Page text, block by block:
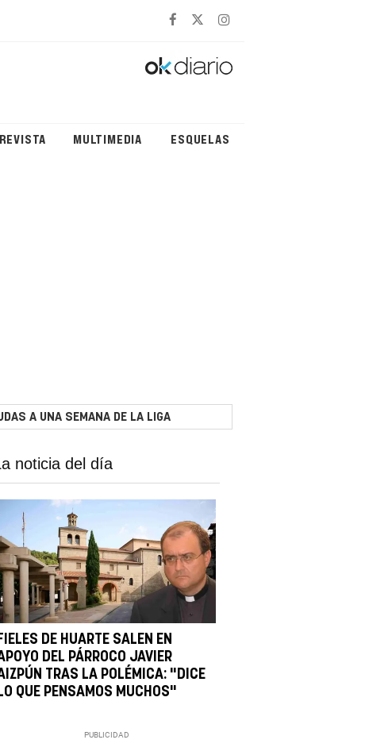
REVISTA MULTIMEDIA ESQUELAS
A UNA SEMANA DE LA LIGA
noticia del día
FIELES DE HUARTE SALEN EN
DEL PÁRROCO JAVIER
TRAS LA POLÉMICA: "DICE
LO QUE PENSAMOS MUCHOS"